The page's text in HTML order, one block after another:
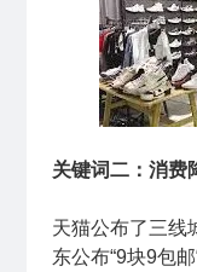
关键词二：消费
天猫公布了三线
东公布“9块9包